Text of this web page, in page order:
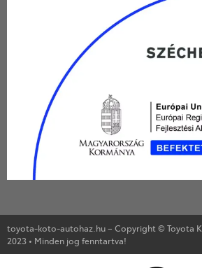
toyota-koto-autohaz.hu – Copyright © Toyota
2023 • Minden jog fenntartva!